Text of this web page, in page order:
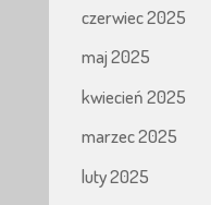
czerwiec 2025
maj 2025
kwiecień 2025
marzec 2025
luty 2025